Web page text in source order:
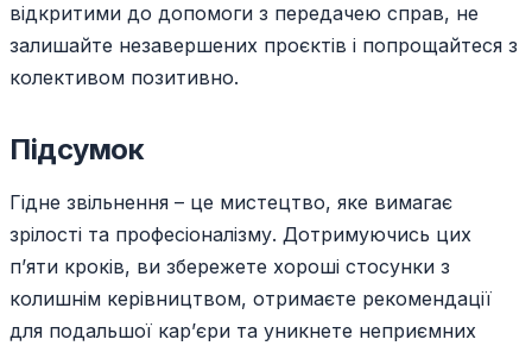
відкритими до допомоги з передачею справ, не
залишайте незавершених проєктів і попрощайтеся з
колективом позитивно.
Підсумок
Гідне звільнення – це мистецтво, яке вимагає
зрілості та професіоналізму. Дотримуючись цих
п’яти кроків, ви збережете хороші стосунки з
колишнім керівництвом, отримаєте рекомендації
для подальшої кар’єри та уникнете неприємних